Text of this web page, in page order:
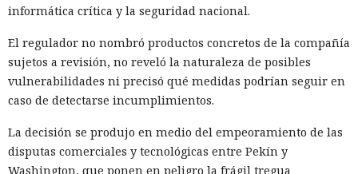
informática crítica y la seguridad nacional.
El regulador no nombró productos concretos de la compañía
sujetos a revisión, no reveló la naturaleza de posibles
vulnerabilidades ni precisó qué medidas podrían seguir en
caso de detectarse incumplimientos.
La decisión se produjo en medio del empeoramiento de las
disputas comerciales y tecnológicas entre Pekín y
Washington, que ponen en peligro la frágil tregua
Hombre podría afrontar hasta 32 años de prisión por filtrar
secretos de 165 empresas.